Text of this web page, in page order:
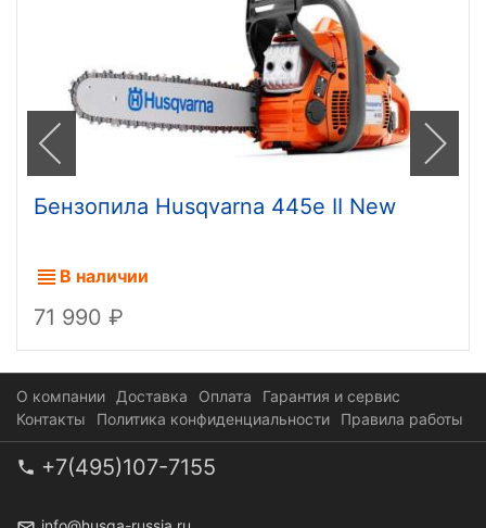
Бензопила Husqvarna 445e II New
В наличии
71 990
О компании Доставка Оплата
Гарантия и сервис
Контакты
Политика конфиденциальности Правила работы
+7(495)107-7155